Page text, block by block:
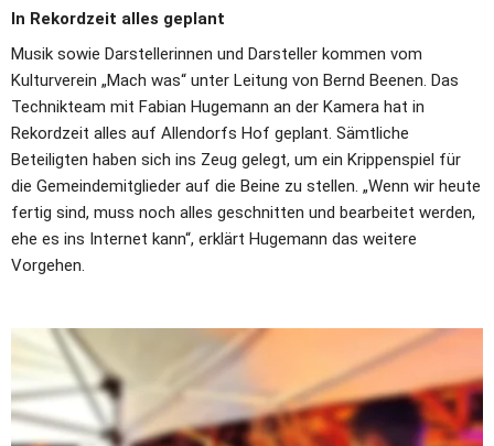
In Rekordzeit alles geplant
Musik sowie Darstellerinnen und Darsteller kommen vom
Kulturverein „Mach was“ unter Leitung von Bernd Beenen. Das
Technikteam mit Fabian Hugemann an der Kamera hat in
Rekordzeit alles auf Allendorfs Hof geplant. Sämtliche
Beteiligten haben sich ins Zeug gelegt, um ein Krippenspiel für
die Gemeindemitglieder auf die Beine zu stellen. „Wenn wir heute
fertig sind, muss noch alles geschnitten und bearbeitet werden,
ehe es ins Internet kann“, erklärt Hugemann das weitere
Vorgehen.
Pastoralreferent Jonas Born und Fabian Hugemann an der Kamera bei der
Aufzeichnung des Krippenspiels. Foto: Sigrid Terstegge
Doch erst muss das Krippenspiel gedreht werden und das